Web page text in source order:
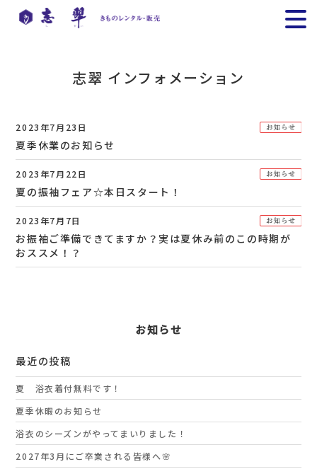
志翠 インフォメーション
2023年7月23日
夏季休業のお知らせ
2023年7月22日
夏の振袖フェア☆本日スタート！
2023年7月7日
お振袖ご準備できてますか？実は夏休み前のこの時期が
おススメ！？
お知らせ
最近の投稿
夏 浴衣着付無料です！
夏季休暇のお知らせ
浴衣のシーズンがやってまいりました！
2027年3月にご卒業される皆様へ🌸